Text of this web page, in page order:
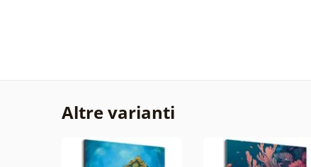
Altre varianti